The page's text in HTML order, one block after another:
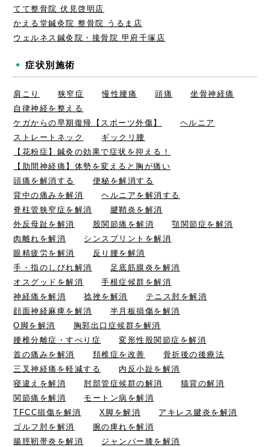
てて整骨院 伏見啓明店
かえる堂鍼灸院 整骨院 うるま店
ウェルネス鍼灸院・接骨院 甲府千塚店
症状別施術
肩こり 狭窄症 慢性腰痛 頭痛
坐骨神経痛
自律神経を整える
ケガからの早期復帰【スポーツ外傷】
ヘルニア
ストレートネック
ギックリ腰
【花粉症】鍼灸の効果で症状を抑える！
【肋間神経痛】体勢を変えると胸が痛い
頭痛を解消する
便秘を解消する
背中の痛みを解消
ヘルニアを解消する
脊柱管狭窄症を解消
腱鞘炎を解消
外反母趾を解消
股関節痛を解消
顎関節症を解消
肉離れを解消
シンスプリントを解消
眼精疲労を解消
反り腰を解消
手・指のしびれ解消
足底筋膜炎を解消
オスグッドを解消
手根症候群を解消
神経痛を解消
捻挫を解消
テニス肘を解消
顔面神経麻痺を解消
半月板損傷を解消
O脚を解消
胸郭出口症候群を解消
腰椎分離症・すべり症
変形性股関節症を解消
首の痛みを解消
頚椎症を改善
骨折後の後療法
三叉神経痛を軽減する
内反小趾を解消
寝違えを解消
肘部管症候群の解消
猫背の解消
関節痛を解消
モートン病を解消
TFCC損傷を解消
X脚を解消
アキレス腱炎を解消
ゴルフ肘を解消
腕の痺れを解消
腸脛靭帯炎を解消
ジャンパー膝を解消